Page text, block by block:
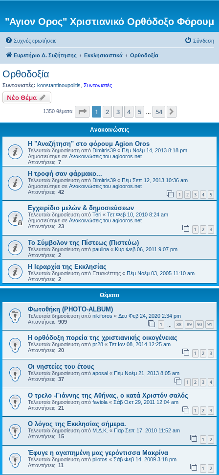
"Αγιον Ορος" Χριστιανικό Ορθόδοξο Φόρουμ
Συχνές ερωτήσεις Σύνδεση
Ευρετήριο Δ. Συζήτησης Εκκλησιαστικά Ορθοδοξία
Ορθοδοξία
Συντονιστές: konstantinoupolitis Συντονιστές
Νέο Θέμα
1350 θέματα Σελίδα από54
1 2 3 4 5 54
Ανακοινώσεις
Η "Αναζήτηση" στο φόρουμ Agion Oros
Τελευταία δημοσίευση από Dimitris39 « Πέμ Νοέμ 14, 2013 8:18 pm
Δημοσιεύτηκε σε Ανακοινώσεις του agiooros.net
Απαντήσεις: 7
H τροφή σαν φάρμακο...
Τελευταία δημοσίευση από Dimitris39 « Πέμ Σεπ 12, 2013 10:36 am
Δημοσιεύτηκε σε Ανακοινώσεις του agiooros.net
Απαντήσεις: 42 1 2 3 4 5
Εγχειρίδιο μελών & δημοσιεύσεων
Τελευταία δημοσίευση από Teri « Τετ Φεβ 10, 2010 8:24 am
Δημοσιεύτηκε σε Ανακοινώσεις του agiooros.net
Απαντήσεις: 23 1 2 3
Το Σύμβολον της Πίστεως (Πιστεύω)
Τελευταία δημοσίευση από paulina « Κυρ Φεβ 06, 2011 9:07 pm
Απαντήσεις: 2
Η Ιεραρχία της Εκκλησίας
Τελευταία δημοσίευση από Επισκέπτης « Πέμ Νοέμ 03, 2005 11:10 am
Απαντήσεις: 2
Θέματα
Φωτοθήκη (PHOTO-ALBUM)
Τελευταία δημοσίευση από nikiforos « Δευ Φεβ 24, 2020 2:34 pm
Απαντήσεις: 909 1 88 89 90 91
Η ορθόδοξη πορεία της χριστιανικής οικογένειας
Τελευταία δημοσίευση από pr28 « Τετ Ιαν 08, 2014 12:25 am
Απαντήσεις: 20 1 2 3
Οι νηστείες του έτους
Τελευταία δημοσίευση από aposal « Πέμ Νοέμ 21, 2013 8:05 am
Απαντήσεις: 37 1 2 3 4
Ο τρελο -Γιάννης της Αθήνας, ο κατά Χριστόν σαλός
Τελευταία δημοσίευση από faviola « Σάβ Οκτ 29, 2011 12:04 am
Απαντήσεις: 21 1 2 3
O λόγος της Εκκλησίας σήμερα.
Τελευταία δημοσίευση από Μ.Δ.Κ. « Παρ Σεπ 17, 2010 11:52 am
Απαντήσεις: 15 1 2
Έφυγε η αγαπημένη μας γερόντισσα Μακρίνα
Τελευταία δημοσίευση από pilotos « Σάβ Φεβ 14, 2009 3:18 pm
Απαντήσεις: 11 1 2